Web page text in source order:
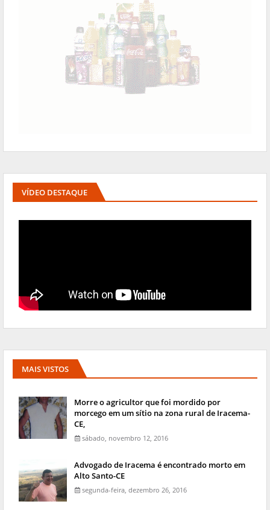
VÍDEO DESTAQUE
MAIS VISTOS
Morre o agricultor que foi mordido por
morcego em um sítio na zona rural de Iracema-
CE,
sábado, novembro 12, 2016
Advogado de Iracema é encontrado morto em
Alto Santo-CE
segunda-feira, dezembro 26, 2016